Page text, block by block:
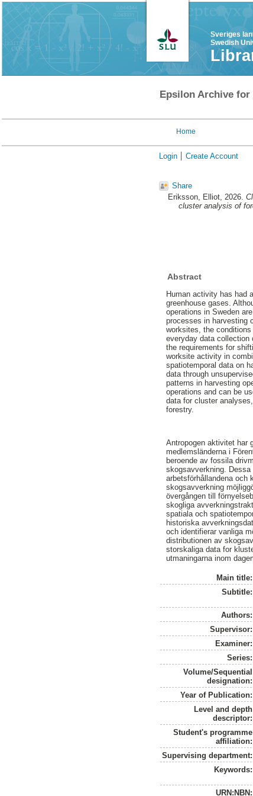
Sveriges
Swedish
Epsilon Archive
Home
Login Create Account
Share
Eriksson, Elliot, 2026.
cluster analysis of
Abstract
Human activity has had
greenhouse gases.
operations in Sweden
processes in harvesting
worksites, the
everyday data collection
the requirements for
worksite activity in
spatiotemporal data on
data through
patterns in harvesting
operations and can be
data for cluster
forestry.
Antropogen aktivitet har
medlemsländerna i
beroende av fossila
skogsavverkning.
arbetsförhållandena och
skogsavverkning
övergången till
skogliga
spatiala och
historiska
och identifierar vanliga
distributionen av
storskaliga data for
utmaningarna inom
Main title:
Subtitle:
Authors:
Supervisor:
Examiner:
Series:
Volume/Sequential
designation:
Year of Publication:
Level and depth
descriptor:
Student's programme
affiliation:
Supervising department:
Keywords:
URN:NBN: